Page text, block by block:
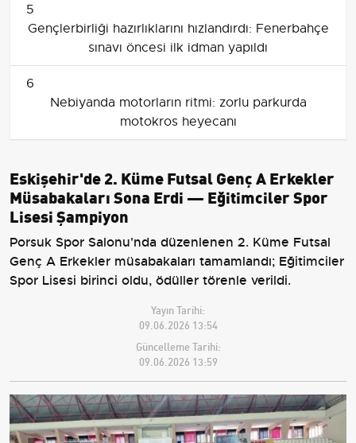
5
Gençlerbirliği hazırlıklarını hızlandırdı: Fenerbahçe
sınavı öncesi ilk idman yapıldı
6
Nebiyanda motorların ritmi: zorlu parkurda
motokros heyecanı
Eskişehir'de 2. Küme Futsal Genç A Erkekler
Müsabakaları Sona Erdi — Eğitimciler Spor
Lisesi Şampiyon
Porsuk Spor Salonu'nda düzenlenen 2. Küme Futsal
Genç A Erkekler müsabakaları tamamlandı; Eğitimciler
Spor Lisesi birinci oldu, ödüller törenle verildi.
Yayın Tarihi:
09.06.2026 13:54
Güncelleme Tarihi:
09.06.2026 13:59